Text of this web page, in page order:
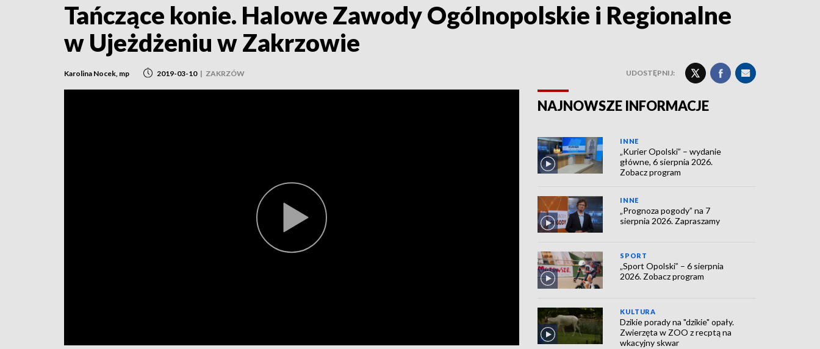
Tańczące konie. Halowe Zawody Ogólnopolskie i Regionalne
w Ujeżdżeniu w Zakrzowie
Karolina Nocek, mp 2019-03-10 | ZAKRZÓW UDOSTĘPNIJ:
NAJNOWSZE INFORMACJE
INNE
„Kurier Opolski” – wydanie
główne, 6 sierpnia 2026.
Zobacz program
INNE
„Prognoza pogody” na 7
sierpnia 2026. Zapraszamy
SPORT
„Sport Opolski” – 6 sierpnia
2026. Zobacz program
KULTURA
Dzikie porady na "dzikie" opały.
Zwierzęta w ZOO z recptą na
wkacyjny skwar